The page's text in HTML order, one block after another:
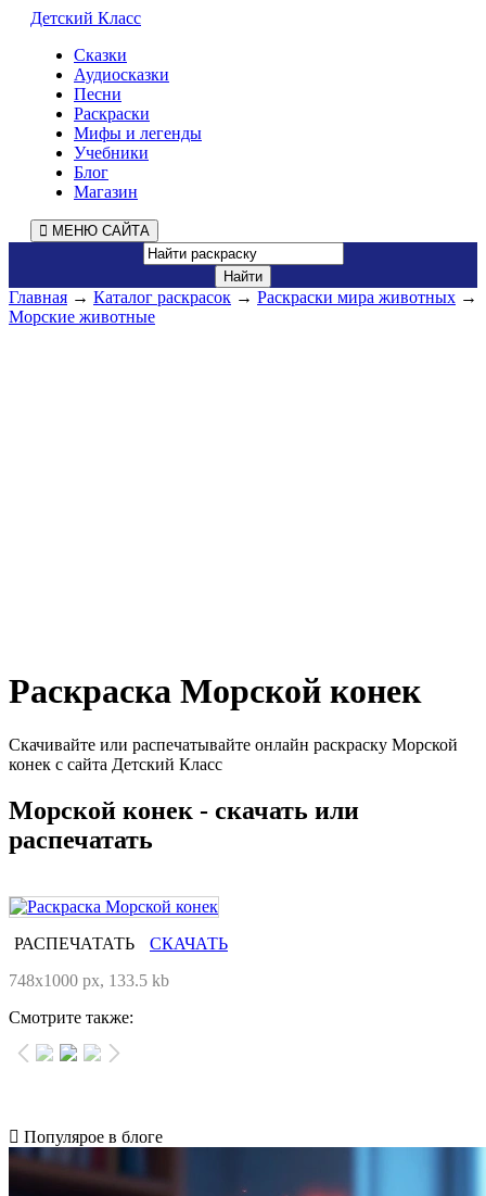
Детский Класс
Сказки
Аудиосказки
Песни
Раскраски
Мифы и легенды
Учебники
Блог
Магазин
МЕНЮ САЙТА
Главная → Каталог раскрасок → Раскраски мира животных →
Морские животные
Раскраска Морской конек
Скачивайте или распечатывайте онлайн раскраску Морской
конек с сайта Детский Класс
Морской конек - скачать или
распечатать
РАСПЕЧАТАТЬ
СКАЧАТЬ
748x1000 px, 133.5 kb
Смотрите также:
Популярое в блоге